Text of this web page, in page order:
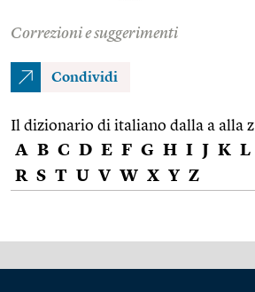
Correzioni e suggerimenti
Condividi
Il dizionario di italiano dalla a alla z
A B C D E F G H I J K L
R S T U V W X Y Z